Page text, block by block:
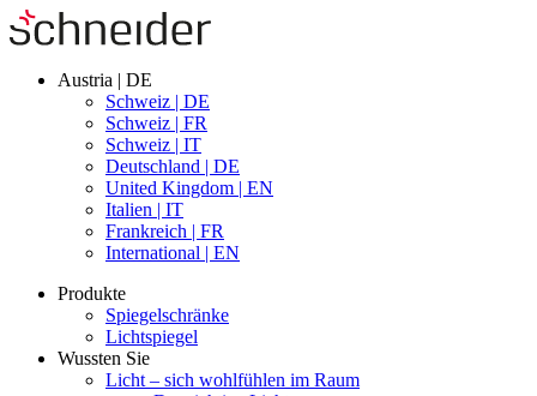
Austria | DE
Schweiz | DE
Schweiz | FR
Schweiz | IT
Deutschland | DE
United Kingdom | EN
Italien | IT
Frankreich | FR
International | EN
Produkte
Spiegelschränke
Lichtspiegel
Wussten Sie
Licht – sich wohlfühlen im Raum